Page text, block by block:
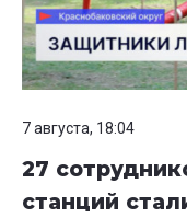
7 августа, 18:04
27
станций